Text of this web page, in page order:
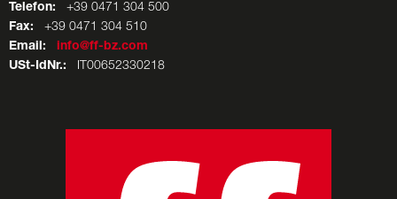
Telefon: +39 0471 304 500
Fax: +39 0471 304 510
Email:
info@ff-bz.com
USt-IdNr.: IT00652330218